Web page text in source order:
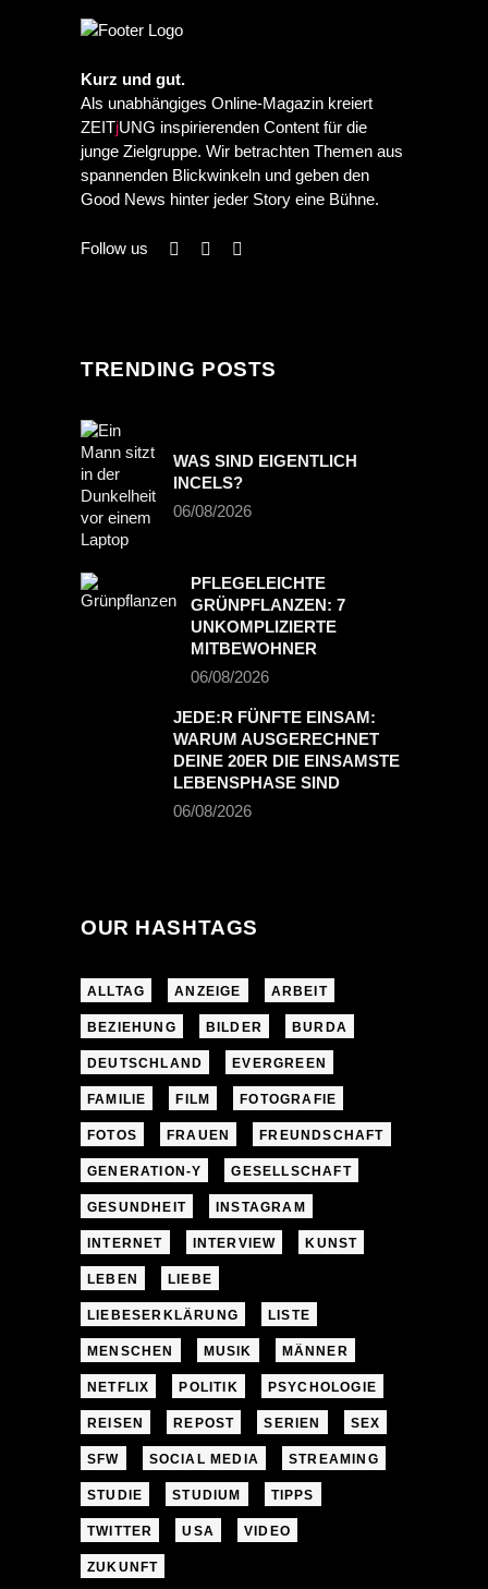
Kurz und gut.
Als unabhängiges Online-Magazin kreiert
ZEITjUNG inspirierenden Content für die
junge Zielgruppe. Wir betrachten Themen aus
spannenden Blickwinkeln und geben den
Good News hinter jeder Story eine Bühne.
Follow us
TRENDING POSTS
WAS SIND EIGENTLICH
INCELS?
06/08/2026
PFLEGELEICHTE
GRÜNPFLANZEN: 7
UNKOMPLIZIERTE
MITBEWOHNER
06/08/2026
JEDE:R FÜNFTE EINSAM:
WARUM AUSGERECHNET
DEINE 20ER DIE EINSAMSTE
LEBENSPHASE SIND
06/08/2026
OUR HASHTAGS
ALLTAG ANZEIGE ARBEIT
BEZIEHUNG BILDER BURDA
DEUTSCHLAND EVERGREEN
FAMILIE FILM FOTOGRAFIE
FOTOS FRAUEN FREUNDSCHAFT
GENERATION-Y GESELLSCHAFT
GESUNDHEIT INSTAGRAM
INTERNET INTERVIEW KUNST
LEBEN LIEBE
LIEBESERKLÄRUNG LISTE
MENSCHEN MUSIK MÄNNER
NETFLIX POLITIK PSYCHOLOGIE
REISEN REPOST SERIEN SEX
SFW SOCIAL MEDIA STREAMING
STUDIE STUDIUM TIPPS
TWITTER USA VIDEO
ZUKUNFT